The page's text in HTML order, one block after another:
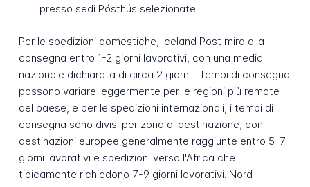
presso sedi Pósthús selezionate
Per le spedizioni domestiche, Iceland Post mira alla
consegna entro 1-2 giorni lavorativi, con una media
nazionale dichiarata di circa 2 giorni. I tempi di consegna
possono variare leggermente per le regioni più remote
del paese, e per le spedizioni internazionali, i tempi di
consegna sono divisi per zona di destinazione, con
destinazioni europee generalmente raggiunte entro 5-7
giorni lavorativi e spedizioni verso l'Africa che
tipicamente richiedono 7-9 giorni lavorativi. Nord